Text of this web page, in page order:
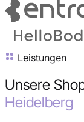
Leistungen
Unsere
Heidelberg